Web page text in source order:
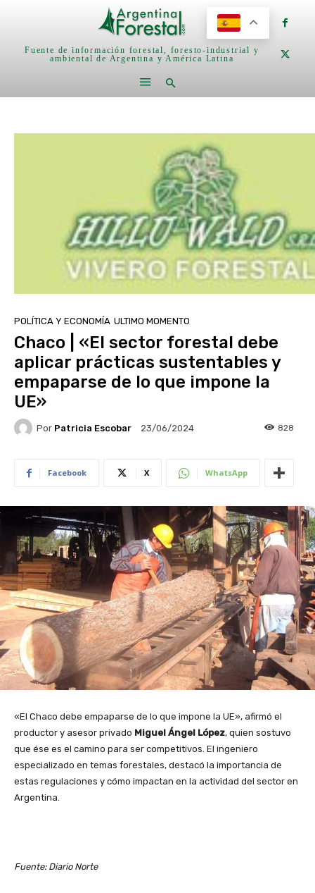
Fuente de información forestal, foresto-industrial y
ambiental de Argentina y América Latina
POLÍTICA Y ECONOMÍA ULTIMO MOMENTO
Chaco | «El sector forestal debe
aplicar prácticas sustentables y
empaparse de lo que impone la
UE»
Por Patricia Escobar 23/06/2024 828
Facebook X WhatsApp
«El Chaco debe empaparse de lo que impone la UE», afirmó el
productor y asesor privado Miguel Ángel López, quien sostuvo
que ése es el camino para ser competitivos. El ingeniero
especializado en temas forestales, destacó la importancia de
estas regulaciones y cómo impactan en la actividad del sector en
Argentina.
Fuente: Diario Norte